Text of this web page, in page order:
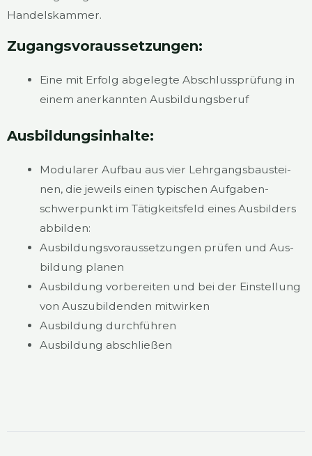
Han­dels­kam­mer.
Zugangs­vor­aus­set­zun­gen:
Eine mit Erfolg abge­leg­te Abschluss­prü­fung in
einem aner­kann­ten Aus­bil­dungs­be­ruf
Aus­bil­dungs­in­hal­te:
Modu­la­rer Auf­bau aus vier Lehr­gangs­bau­stei­
nen, die jeweils einen typi­schen Auf­ga­ben­
schwer­punkt im Tätig­keits­feld eines Aus­bil­ders
abbil­den:
Aus­bil­dungs­vor­aus­set­zun­gen prü­fen und Aus­
bil­dung pla­nen
Aus­bil­dung vor­be­rei­ten und bei der Ein­stel­lung
von Aus­zu­bil­den­den mit­wir­ken
Aus­bil­dung durch­füh­ren
Aus­bil­dung abschlie­ßen